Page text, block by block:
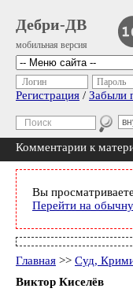
Дебри-ДВ
мобильная версия
Логин Пароль
Регистрация / Забыли
Комментарии к
Вы
Перейти на
Главная >> Суд,
Виктор Киселёв